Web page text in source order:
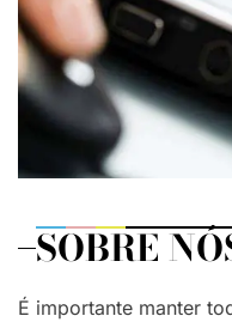
SOBRE
É importante manter